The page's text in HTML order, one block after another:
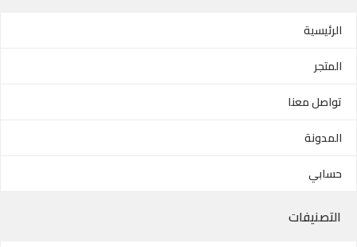
الرئيسية
المتجر
تواصل معنا
المدونة
حسابي
التصنيفات